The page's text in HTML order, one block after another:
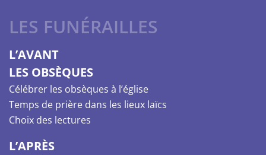
LES FUNÉRAILLES
L’AVANT
LES OBSÈQUES
Célébrer les obsèques à l’église
Temps de prière dans les lieux laïcs
Choix des lectures
L’APRÈS